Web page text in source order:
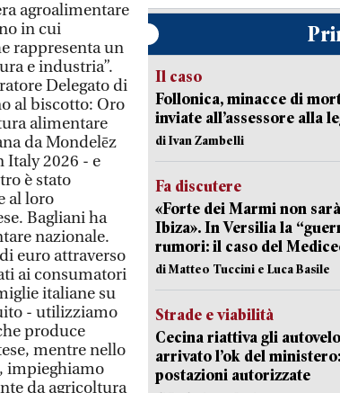
agroalimentare
in cui
rappresenta un
e industria”.
Delegato di
al biscotto: Oro
alimentare
da Mondelēz
Italy 2026 - e
è stato
al loro
Bagliani ha
nazionale.
euro attraverso
ai consumatori
italiane su
- utilizziamo
produce
mentre nello
impieghiamo
da agricoltura
Il caso
Follonica, minacce di
inviate all’assessore alla
di Ivan Zambelli
Fa discutere
«Forte dei Marmi non
Ibiza». In Versilia la
rumori: il caso del
di Matteo Tuccini e Luca Basile
Strade e viabilità
Cecina riattiva gli
arrivato l’ok del
postazioni autorizzate